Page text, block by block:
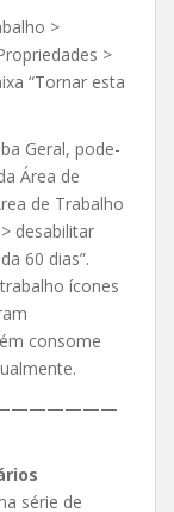
>
>
“Tornar esta
Geral, pode-
Área de
de Trabalho
desabilitar
60 dias”.
ícones
consome
série de